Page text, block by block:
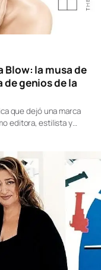
la musa de
genios de la
que dejó una marca
editora, estilista y…